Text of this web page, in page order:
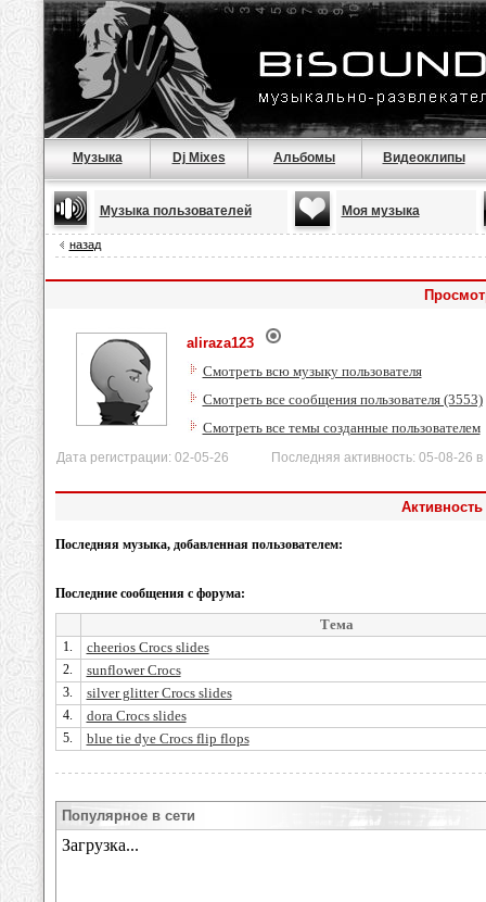
Музыка Dj Mixes Альбомы Видеоклипы
Музыка пользователей Моя музыка
назад
aliraza123
Смотреть всю музыку пользователя
Смотреть все сообщения пользователя (3553)
Смотреть все темы созданные пользователем
Дата регистрации: 02-05-26 Последняя активность: 05-08-26 в
Последняя музыка, добавленная пользователем:
Последние сообщения с форума:
Тема
1. cheerios Crocs slides
2. sunflower Crocs
3. silver glitter Crocs slides
4. dora Crocs slides
5. blue tie dye Crocs flip flops
Популярное в сети